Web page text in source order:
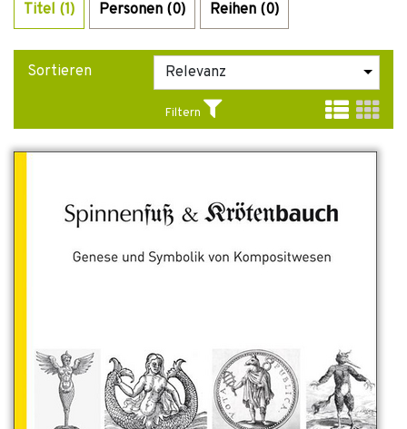
Titel (1) Personen (0) Reihen (0)
Sortieren
Filtern